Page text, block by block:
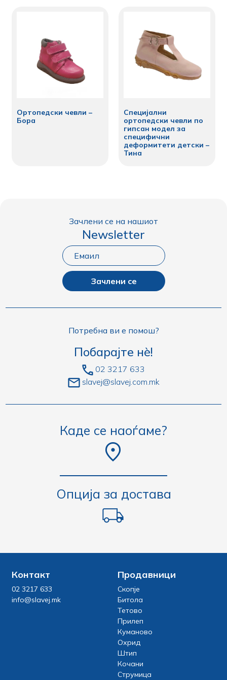
Ортопедски чевли –
Бора
Специјални
ортопедски чевли по
гипсан модел за
специфични
деформитети детски –
Тина
Зачлени се на нашиот
Newsletter
Зачлени се
Потребна ви е помош?
Побарајте нè!
02 3217 633
slavej@slavej.com.mk
Каде се наоѓаме?
Опција за достава
Контакт
02 3217 633
info@slavej.mk
Продавници
Скопје
Битола
Тетово
Прилеп
Куманово
Охрид
Штип
Кочани
Струмица